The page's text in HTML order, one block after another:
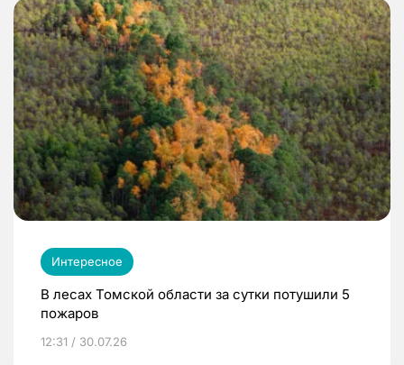
Интересное
В лесах Томской области за сутки потушили 5
пожаров
12:31 / 30.07.26